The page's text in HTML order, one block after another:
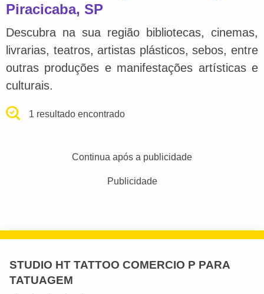
Piracicaba, SP
Descubra na sua região bibliotecas, cinemas,
livrarias, teatros, artistas plásticos, sebos, entre
outras produções e manifestações artísticas e
culturais.
1 resultado encontrado
Continua após a publicidade
Publicidade
STUDIO HT TATTOO COMERCIO P PARA
TATUAGEM